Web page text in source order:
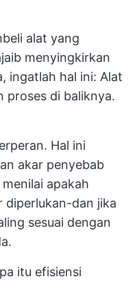
alat yang
menyingkirkan
ingatlah hal ini: Alat
proses di baliknya.
Hal ini
akar penyebab
apakah
diperlukan-dan jika
sesuai dengan
itu efisiensi